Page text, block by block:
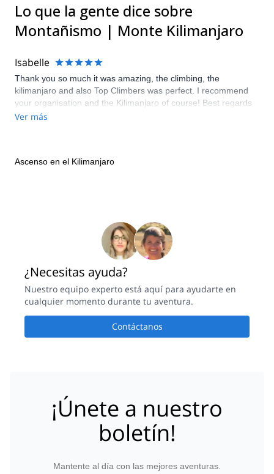
Lo que la gente dice sobre
Montañismo | Monte Kilimanjaro
Isabelle
Thank you so much it was amazing, the climbing, the
kilimanjaro and also Top Climbers was perfect. I recommend
your organisation and the Kilimanjaro of course! Best regards
Isabelle
Ver más
Ascenso en el Kilimanjaro
¿Necesitas ayuda?
Nuestro equipo experto está aquí para ayudarte en
cualquier momento durante tu aventura.
Contáctanos
¡Únete a nuestro
boletín!
Mantente al día con las mejores aventuras.